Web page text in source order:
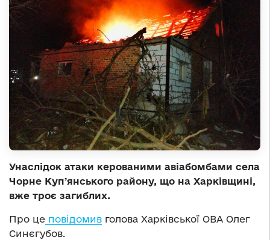
Унаслідок атаки керованими авіабомбами села
Чорне Купʼянського району, що на Харківщині,
вже троє загиблих.
Про це повідомив голова Харківської ОВА Олег
Синєгубов.